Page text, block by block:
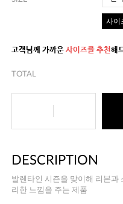
사이
고객님께 가까운 사이즈를 추천해
TOTAL
DESCRIPTION
발렌타인 시즌을 맞이해 리본과
리한 느낌을 주는 제품